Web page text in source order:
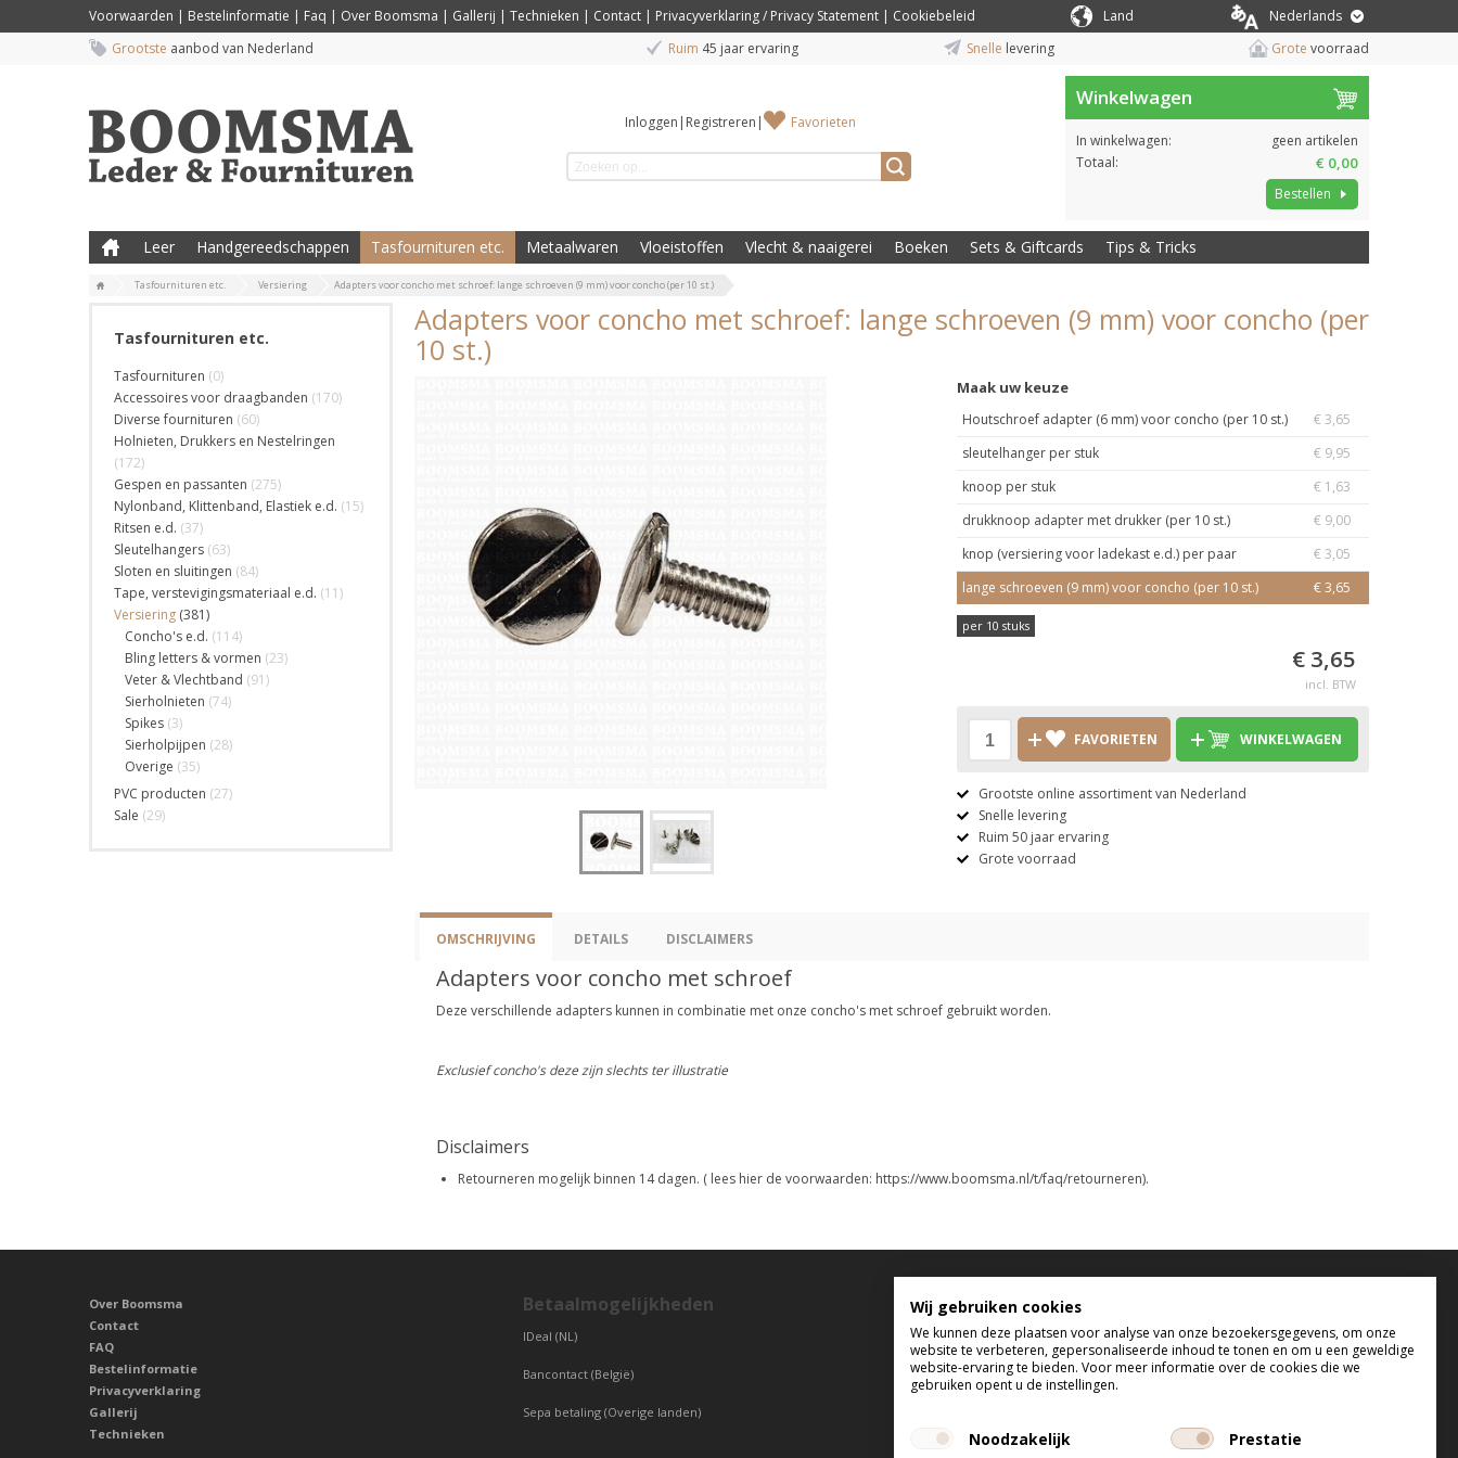
Voorwaarden | Bestelinformatie | Faq | Over Boomsma | Gallerij | Technieken | Contact | Privacyverklaring / Privacy Statement | Cookiebeleid Land
Nederlands
Grootste aanbod van Nederland Ruim 45 jaar ervaring Snelle levering Grote voorraad
Inloggen | Registreren | Favorieten
Winkelwagen
In winkelwagen:
geen artikelen
Totaal:
€ 0,00
Bestellen
Leer Handgereedschappen Tasfournituren etc. Metaalwaren Vloeistoffen Vlecht & naaigerei Boeken Sets & Giftcards Tips & Tricks
Tasfournituren etc. Versiering Adapters voor concho met schroef: lange schroeven (9 mm) voor concho (per 10 st.)
Tasfournituren etc.
Tasfournituren (0)
Accessoires voor draagbanden (170)
Diverse fournituren (60)
Holnieten, Drukkers en Nestelringen
(172)
Gespen en passanten (275)
Nylonband, Klittenband, Elastiek e.d. (15)
Ritsen e.d. (37)
Sleutelhangers (63)
Sloten en sluitingen (84)
Tape, verstevigingsmateriaal e.d. (11)
Versiering (381)
Concho's e.d. (114)
Bling letters & vormen (23)
Veter & Vlechtband (91)
Sierholnieten (74)
Spikes (3)
Sierholpijpen (28)
Overige (35)
PVC producten (27)
Sale (29)
Adapters voor concho met schroef: lange schroeven (9 mm) voor concho (per
10 st.)
Maak uw keuze
Houtschroef adapter (6 mm) voor concho (per 10 st.)
€ 3,65
sleutelhanger per stuk
€ 9,95
knoop per stuk
€ 1,63
drukknoop adapter met drukker (per 10 st.)
€ 9,00
knop (versiering voor ladekast e.d.) per paar
€ 3,05
lange schroeven (9 mm) voor concho (per 10 st.)
€ 3,65
per 10 stuks
€ 3,65
incl. BTW
FAVORIETEN WINKELWAGEN
Grootste online assortiment van Nederland
Snelle levering
Ruim 50 jaar ervaring
Grote voorraad
OMSCHRIJVING DETAILS DISCLAIMERS
Adapters voor concho met schroef
Deze verschillende adapters kunnen in combinatie met onze concho's met schroef gebruikt worden.
Exclusief concho's deze zijn slechts ter illustratie
Disclaimers
Retourneren mogelijk binnen 14 dagen. ( lees hier de voorwaarden: https://www.boomsma.nl/t/faq/retourneren).
Over Boomsma
Contact
FAQ
Bestelinformatie
Privacyverklaring
Gallerij
Technieken
Betaalmogelijkheden
IDeal (NL)
Bancontact (België)
Sepa betaling (Overige landen)
Telefonisch bereikbaar
di t/m do tussen 9:00 uur en 17:00 uur
vr tussen 9:00 uur en 12:00 uur
Wij gebruiken cookies
We kunnen deze plaatsen voor analyse van onze bezoekersgegevens, om onze
website te verbeteren, gepersonaliseerde inhoud te tonen en om u een geweldige
website-ervaring te bieden. Voor meer informatie over de cookies die we
gebruiken opent u de instellingen.
Noodzakelijk Prestatie